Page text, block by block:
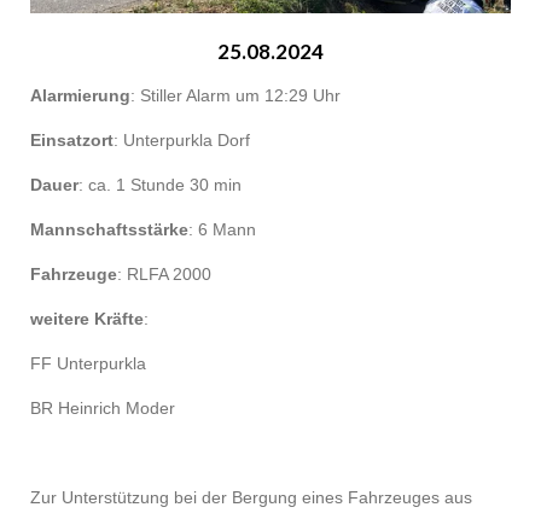
25.08.2024
Alarmierung: Stiller Alarm um 12:29 Uhr
Einsatzort: Unterpurkla Dorf
Dauer: ca. 1 Stunde 30 min
Mannschaftsstärke: 6 Mann
Fahrzeuge: RLFA 2000
weitere Kräfte:
FF Unterpurkla
BR Heinrich Moder
Zur Unterstützung bei der Bergung eines Fahrzeuges aus